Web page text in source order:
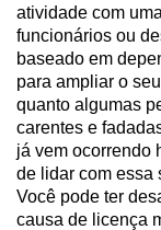
atividade com
funcionários ou
baseado em
para ampliar o
quanto algumas
carentes e
já vem ocorrendo
de lidar com essa
Você pode ter
causa de licença